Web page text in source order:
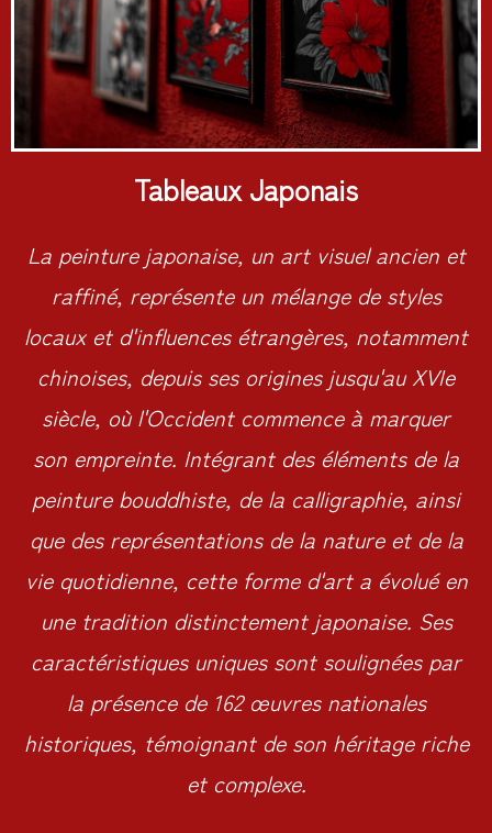
Tableaux Japonais
La peinture japonaise, un art visuel ancien et
raffiné, représente un mélange de styles
locaux et d'influences étrangères, notamment
chinoises, depuis ses origines jusqu'au XVIe
siècle, où l'Occident commence à marquer
son empreinte. Intégrant des éléments de la
peinture bouddhiste, de la calligraphie, ainsi
que des représentations de la nature et de la
vie quotidienne, cette forme d'art a évolué en
une tradition distinctement japonaise. Ses
caractéristiques uniques sont soulignées par
la présence de 162 œuvres nationales
historiques, témoignant de son héritage riche
et complexe.